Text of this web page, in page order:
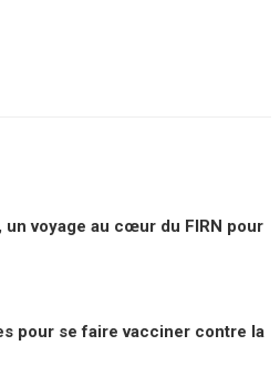
voyage au cœur du FIRN pour
pour se faire vacciner contre la